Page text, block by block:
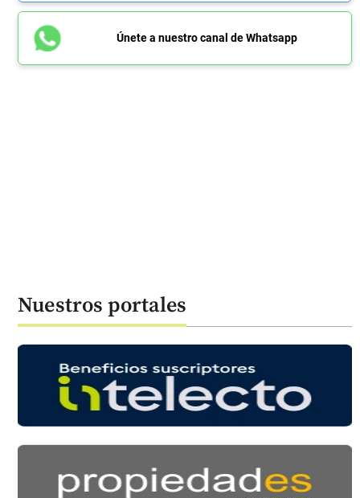
Únete a nuestro canal de Whatsapp
Nuestros portales